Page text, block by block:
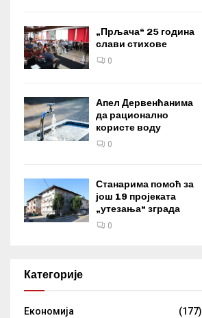
„Прљача“ 25 година
слави стихове
0
Апел Дервенћанима
да рационално
користе воду
0
Станарима помоћ за
још 19 пројеката
„утезања“ зграда
0
Категорије
Eкономија
(177)